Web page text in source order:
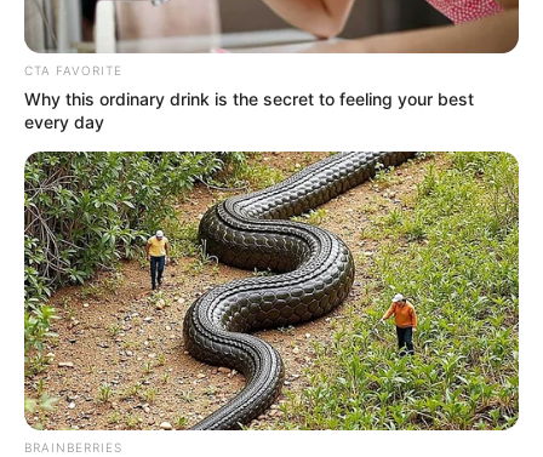
CTA FAVORITE
Why this ordinary drink is the secret to feeling your best
every day
BRAINBERRIES